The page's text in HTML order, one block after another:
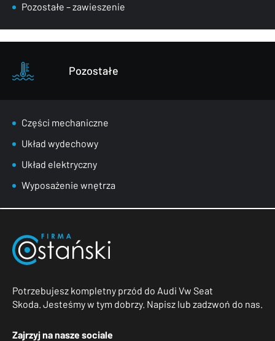
Pozostałe – zawieszenie
Pozostałe
Części mechaniczne
Układ wydechowy
Układ elektryczny
Wyposażenie wnętrza
Potrzebujesz kompletny przód do Audi Vw Seat
Skoda. Jesteśmy w tym dobrzy. Napisz lub zadzwoń do nas.
Zajrzyj na nasze sociale